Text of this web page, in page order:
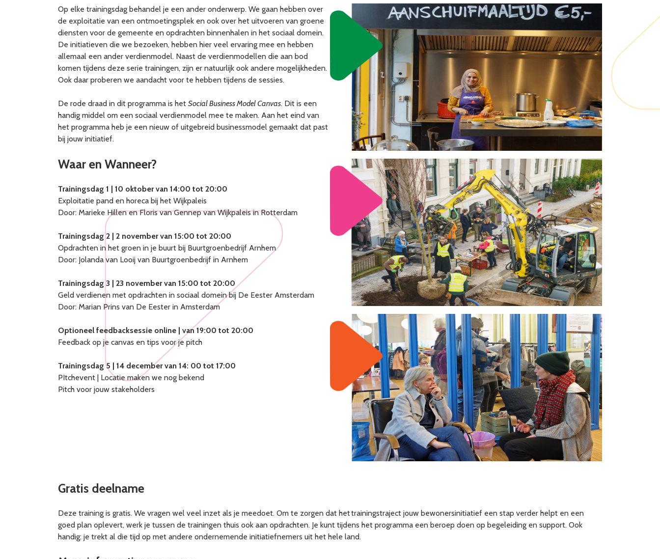
Op elke trainingsdag behandel je een ander onderwerp. We gaan hebben over
de exploitatie van een ontmoetingsplek en ook over het uitvoeren van groene
diensten voor de gemeente en opdrachten binnenhalen in het sociaal domein.
De initiatieven die we bezoeken, hebben hier veel ervaring mee en hebben
allemaal een ander verdienmodel. Naast de verdienmodellen die aan bod
komen tijdens deze serie trainingen, zijn er natuurlijk ook andere mogelijkheden.
Ook daar proberen we aandacht voor te hebben tijdens de sessies.
De rode draad in dit programma is het Social Business Model Canvas. Dit is een
handig middel om een sociaal verdienmodel mee te maken. Aan het eind van
het programma heb je een nieuw of uitgebreid businessmodel gemaakt dat past
bij jouw initiatief.
Waar en Wanneer?
Trainingsdag 1 | 10 oktober van 14:00 tot 20:00
Exploitatie pand en horeca bij het Wijkpaleis
Door: Marieke Hillen en Floris van Gennep van Wijkpaleis in Rotterdam
Trainingsdag 2 | 2 november van 15:00 tot 20:00
Opdrachten in het groen in je buurt bij Buurtgroenbedrijf Arnhem
Door: Jolanda van Looij van Buurtgroenbedrijf in Arnhem
Trainingsdag 3 | 23 november van 15:00 tot 20:00
Geld verdienen met opdrachten in sociaal domein bij De Eester Amsterdam
Door: Marian Prins van De Eester in Amsterdam
Optioneel feedbacksessie online | van 19:00 tot 20:00
Feedback op je canvas en tips voor je pitch
Trainingsdag 5 | 14 december van 14: 00 tot 17:00
PItchevent | Locatie maken we nog bekend
Pitch voor jouw stakeholders
Gratis deelname
Deze training is gratis. We vragen wel veel inzet als je meedoet. Om te zorgen dat het trainingstraject jouw bewonersinitiatief een stap verder helpt en een
goed plan oplevert, werk je tussen de trainingen thuis ook aan opdrachten. Je kunt tijdens het programma een beroep doen op begeleiding en support. Ook
handig: je trekt al die tijd op met andere ondernemende initiatiefnemers uit het hele land.